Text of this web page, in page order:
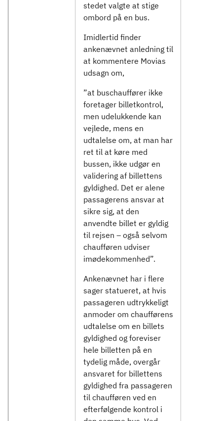
stedet valgte at stige
ombord på en bus.
Imidlertid finder
ankenævnet anledning til
at kommentere Movias
udsagn om,
”at buschauffører ikke
foretager billetkontrol,
men udelukkende kan
vejlede, mens en
udtalelse om, at man har
ret til at køre med
bussen, ikke udgør en
validering af billettens
gyldighed. Det er alene
passagerens ansvar at
sikre sig, at den
anvendte billet er gyldig
til rejsen – også selvom
chaufføren udviser
imødekommenhed”.
Ankenævnet har i flere
sager statueret, at hvis
passageren udtrykkeligt
anmoder om chaufførens
udtalelse om en billets
gyldighed og foreviser
hele billetten på en
tydelig måde, overgår
ansvaret for billettens
gyldighed fra passageren
til chaufføren ved en
efterfølgende kontrol i